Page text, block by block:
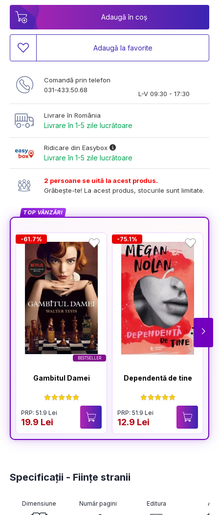
Adaugă în coș
Adaugă la favorite
Comandă prin telefon
031-433.50.68
L-V 09:30 - 17:30
Livrare în România
Livrare în 1-5 zile lucrătoare
Ridicare din Easybox
Livrare în 1-5 zile lucrătoare
2 persoane se uită la acest produs.
Grăbește-te! La acest produs, stocurile sunt limitate.
TOP VÂNZĂRI
BESTSELLER
-61.7%
Gambitul Damei
PRP: 51.9 Lei
19.9 Lei
-75.1%
Dependentă de tine
PRP: 51.9 Lei
12.9 Lei
Specificații - Ființe stranii
Dimensiune Număr pagini Editura